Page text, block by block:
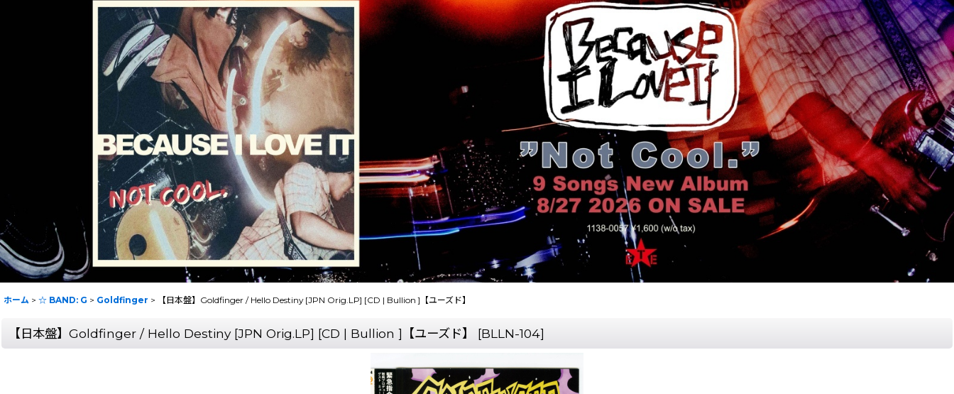
ホーム > ☆ BAND: G > Goldfinger > 【日本盤】Goldfinger / Hello Destiny [JPN Orig.LP] [CD | Bullion ]【ユーズド】
【日本盤】Goldfinger / Hello Destiny [JPN Orig.LP] [CD | Bullion ]【ユーズド】 [BLLN-104]